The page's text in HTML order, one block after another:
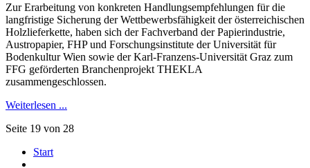
Zur Erarbeitung von konkreten Handlungsempfehlungen für die
langfristige Sicherung der Wettbewerbsfähigkeit der österreichischen
Holzlieferkette, haben sich der Fachverband der Papierindustrie,
Austropapier, FHP und Forschungsinstitute der Universität für
Bodenkultur Wien sowie der Karl-Franzens-Universität Graz zum
FFG geförderten Branchenprojekt THEKLA
zusammengeschlossen.
Weiterlesen ...
Seite 19 von 28
Start